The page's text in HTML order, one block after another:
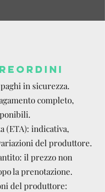
in sicurezza.
completo,
(ETA): indicativa,
del produttore.
il prezzo non
la prenotazione.
del produttore: